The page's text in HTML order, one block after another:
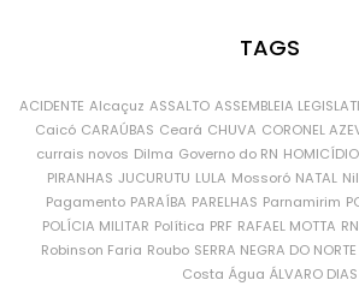
TAGS
ACIDENTE Alcaçuz ASSALTO ASSEMBLEIA
Caicó CARAÚBAS Ceará CHUVA CORONEL
currais novos Dilma Governo do RN HOMICÍDIO
PIRANHAS JUCURUTU LULA Mossoró NATAL
Pagamento PARAÍBA PARELHAS Parnamirim
POLÍCIA MILITAR Política PRF RAFAEL MOTTA RN
Robinson Faria Roubo SERRA NEGRA DO NORTE
Costa Água ÁLVARO DIAS